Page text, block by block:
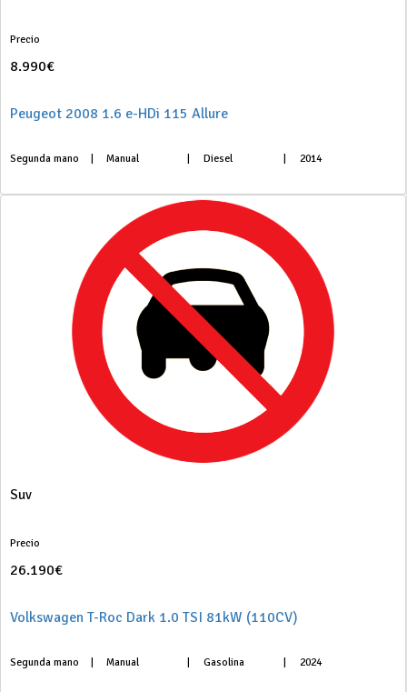
Precio
8.990€
Peugeot 2008 1.6 e-HDi 115 Allure
Segunda mano Manual Diesel 2014
Suv
Precio
26.190€
Volkswagen T-Roc Dark 1.0 TSI 81kW (110CV)
Segunda mano Manual Gasolina 2024